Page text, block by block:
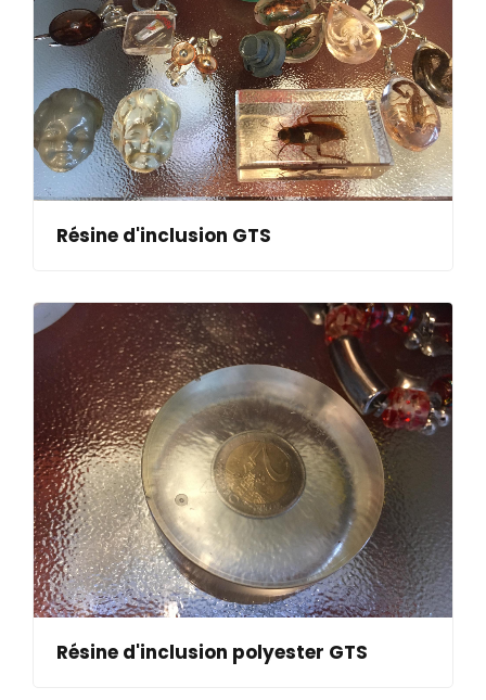
Résine d'inclusion GTS
Résine d'inclusion polyester GTS